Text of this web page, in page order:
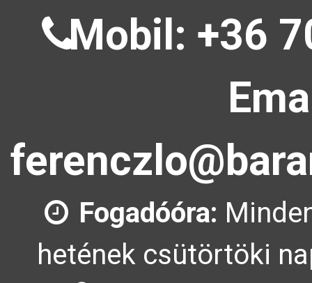
Mobil: +36
Fogadóóra:
hetének csütörtöki